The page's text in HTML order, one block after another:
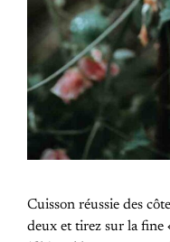
Cuisson réussie des
deux et tirez sur la fine